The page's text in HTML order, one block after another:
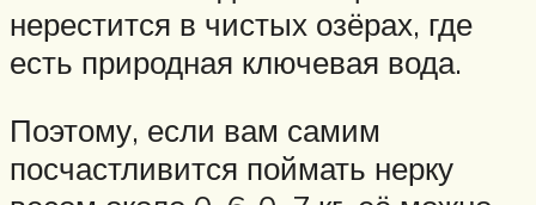
нерестится в чистых озёрах, где
есть природная ключевая вода.
Поэтому, если вам самим
посчастливится поймать нерку